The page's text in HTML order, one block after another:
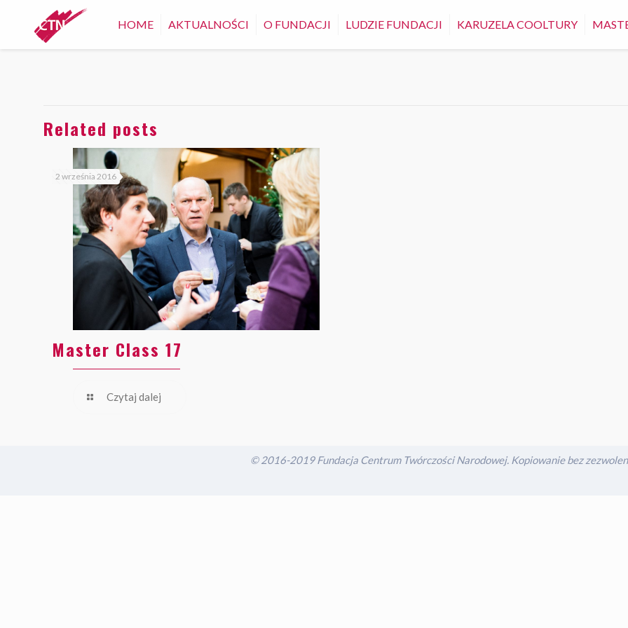
HOME AKTUALNOŚCI O FUNDACJI LUDZIE FUNDACJI KARUZELA COOLTURY
Related posts
2 września 2016
Master Class 17
Czytaj dalej
© 2016-2019 Fundacja Centrum Twórczości Narodowej. Kopiowanie bez